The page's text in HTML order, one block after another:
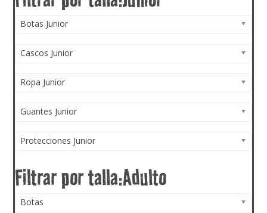
Botas Junior
Cascos Junior
Ropa Junior
Guantes Junior
Protecciones Junior
Botas